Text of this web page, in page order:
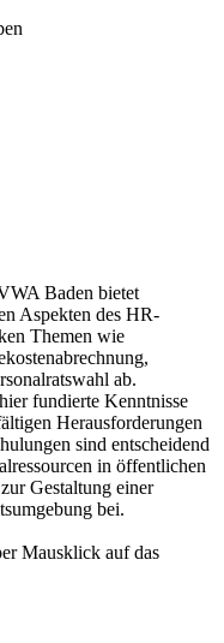
Baden bietet
Aspekten des HR-
Themen wie
ab.
fundierte Kenntnisse
Herausforderungen
sind entscheidend
in öffentlichen
Gestaltung einer
bei.
Mausklick auf das